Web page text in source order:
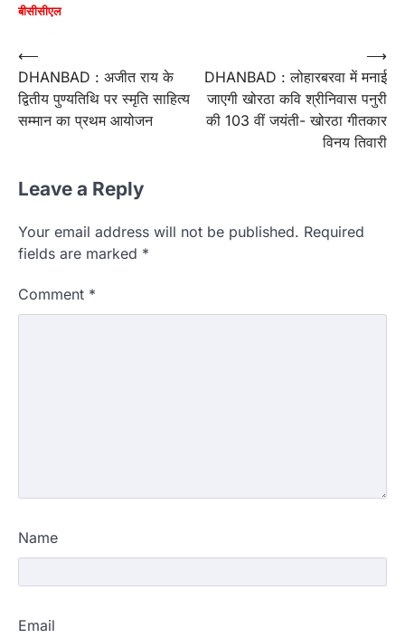
बीसीसीएल
Post
navigation
⟵
DHANBAD : अजीत राय के
द्वितीय पुण्यतिथि पर स्मृति साहित्य
सम्मान का प्रथम आयोजन
DHANBAD : लोहारबरवा में मनाई
जाएगी खोरठा कवि श्रीनिवास पनुरी
की 103 वीं जयंती- खोरठा गीतकार
विनय तिवारी
⟶
Leave a Reply
Your email address will not be published. Required
fields are marked *
Comment *
Name
Email